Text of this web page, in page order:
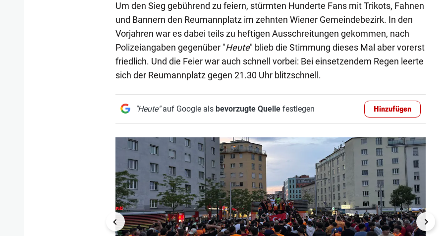
Um den Sieg gebührend zu feiern, stürmten Hunderte Fans mit Trikots, Fahnen
und Bannern den Reumannplatz im zehnten Wiener Gemeindebezirk. In den
Vorjahren war es dabei teils zu heftigen Ausschreitungen gekommen, nach
Polizeiangaben gegenüber "Heute" blieb die Stimmung dieses Mal aber vorerst
friedlich. Und die Feier war auch schnell vorbei: Bei einsetzendem Regen leerte
sich der Reumannplatz gegen 21.30 Uhr blitzschnell.
"Heute"auf Google als bevorzugte Quellefestlegen Hinzufügen
1/2